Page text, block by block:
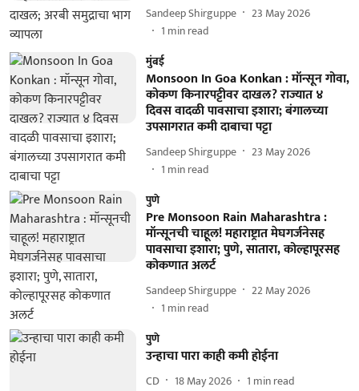
Sandeep Shirguppe
23 May 2026
1 min read
मुंबई
Monsoon In Goa Konkan : मॉन्सून गोवा,
कोकण किनारपट्टीवर दाखल? राज्यात ४
दिवस वादळी पावसाचा इशारा; बंगालच्या
उपसागरात कमी दाबाचा पट्टा
Sandeep Shirguppe
23 May 2026
1 min read
पुणे
Pre Monsoon Rain Maharashtra :
मॉन्सूनची चाहूल! महाराष्ट्रात मेघगर्जनेसह
पावसाचा इशारा; पुणे, सातारा, कोल्हापूरसह
कोकणात अलर्ट
Sandeep Shirguppe
22 May 2026
1 min read
पुणे
उन्हाचा पारा काही कमी होईना
CD 18 May 2026 1 min read